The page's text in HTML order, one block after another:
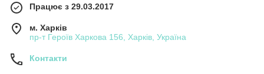
Працює з 29.03.2017
м. Харків
пр-т Героїв Харкова 156, Харків, Україна
Контакти